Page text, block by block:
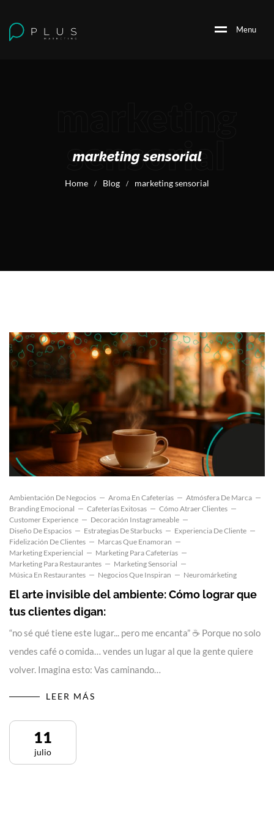
Menu
sensorial
marketing sensorial
Home / Blog / marketing sensorial
Ambientación De Negocios Aroma En Cafeterías
Atmósfera De Marca
Branding Emocional
Cafeterías Exitosas
Cómo Atraer Clientes
Customer Experience
Decoración Instagrameable
Diseño De Espacios
Estrategias De Starbucks
Experiencia De Cliente
Fidelización De Clientes
Marcas Que Enamoran
Marketing Experiencial
Marketing Para Cafeterías
Marketing Para Restaurantes
Marketing Sensorial
Música En Restaurantes
Negocios Que Inspiran Neuromárketing
El arte invisible del ambiente: Cómo lograr que
tus clientes digan:
“no sé qué tiene este lugar... pero me encanta” ☕ Porque no solo
vendes café o comida… vendes un lugar al que la gente quiere
volver. Imagina esto: Vas caminando…
LEER MÁS
11
julio